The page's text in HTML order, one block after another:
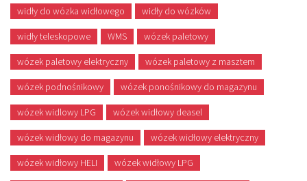
widły do wózka widłowego widły do wózków
widły teleskopowe WMS wózek paletowy
wózek paletowy elektryczny wózek paletowy z masztem
wózek podnośnikowy wózek ponośnikowy do magazynu
wózek widlowy LPG wózek widłowy deasel
wózek widłowy do magazynu wózek widłowy elektryczny
wózek widłowy HELI wózek widłowy LPG